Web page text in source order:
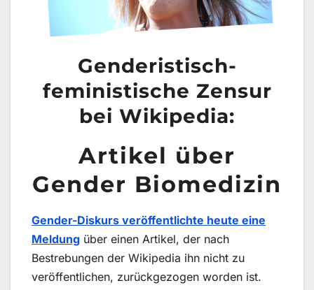
Genderistisch-
feministische Zensur
bei Wikipedia:
Artikel über
Gender Biomedizin
Gender-Diskurs veröffentlichte heute eine
Meldung über einen Artikel, der nach
Bestrebungen der Wikipedia ihn nicht zu
veröffentlichen, zurückgezogen worden ist.